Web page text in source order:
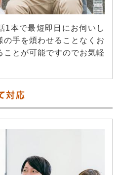
1本で最短即日にお伺いし
の手を煩わせることなくお
とが可能ですのでお気軽
対応